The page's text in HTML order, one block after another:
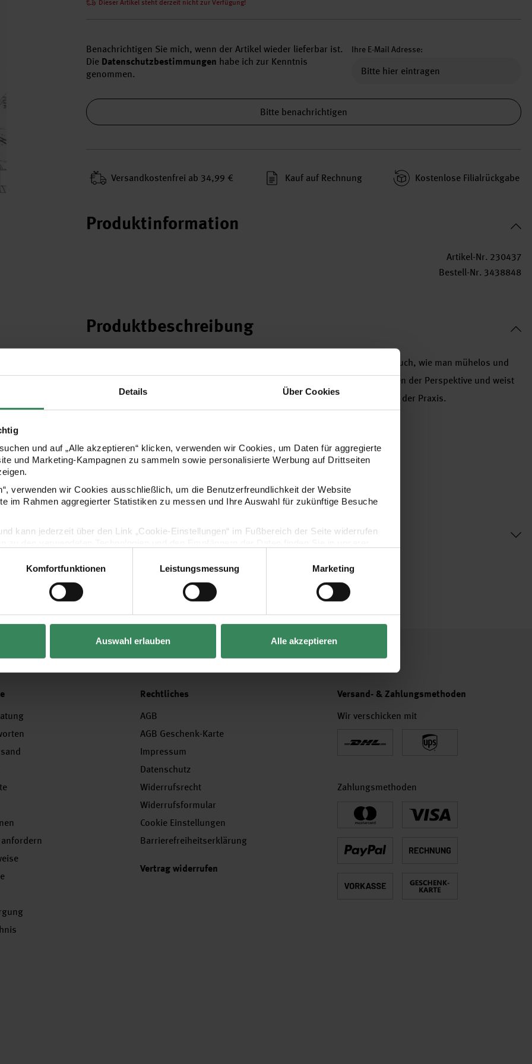
Details Über Cookies
und auf „Alle akzeptieren“ klicken, verwenden wir Cookies, um Daten für aggregierte
und Marketing-Kampagnen zu sammeln sowie personalisierte Werbung auf Drittseiten
verwenden wir Cookies ausschließlich, um die Benutzerfreundlichkeit der Website
im Rahmen aggregierter Statistiken zu messen und Ihre Auswahl für zukünftige Besuche
kann jederzeit über den Link „Cookie-Einstellungen“ im Fußbereich der Seite widerrufen
Vertrag widerrufen
Komfortfunktionen Leistungsmessung Marketing
Auswahl erlauben Alle akzeptieren
Dieser Artikel steht derzeit nicht zur Verfügung!
Benachrichtigen Sie mich, wenn der Artikel wieder lieferbar ist.
Die Datenschutzbestimmungen habe ich zur Kenntnis
genommen.
Ihre E-Mail Adresse:
Bitte benachrichtigen
Versand­kosten­frei ab 34,99 € Kauf auf Rechnung Kosten­lose Filial­rückgabe
Produktinformation
Artikel-Nr. 230437
Bestell-Nr. 3438848
Produktbeschreibung
Mit Step-by-Step-Projekten und praktischen Übungen lernen Sie in diesem Buch, wie man mühelos und
einfach räumlich zeichnen lernt. Das Buch vermittelt die wichtigsten Prinzipien der Perspektive und weist
auf eine Reihe häufiger Fehler hin. Ebenso gibt der Autor wertvolle Tipps aus der Praxis.
112 Seiten im Softcover
Herausgeber: Christophorus Verlag
Hersteller
Rechtliches
AGB
AGB Geschenk-Karte
Impressum
Datenschutz
Widerrufsrecht
Widerrufsformular
Cookie Einstellungen
Barrierefreiheitserklärung
Vertrag widerrufen
Versand- & Zahlungsmethoden
Wir verschicken mit
Zahlungsmethoden